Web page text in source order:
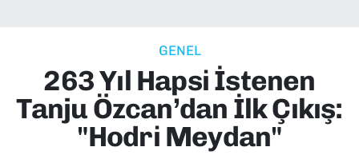
GENEL
263 Yıl Hapsi İstenen
Tanju Özcan’dan İlk Çıkış:
"Hodri Meydan"
EKONOMİ
KÜLTÜR SANAT
Süper Lig Puan Durumu ve Fikstür
Tüm Manşetler
Son Dakika Haberleri